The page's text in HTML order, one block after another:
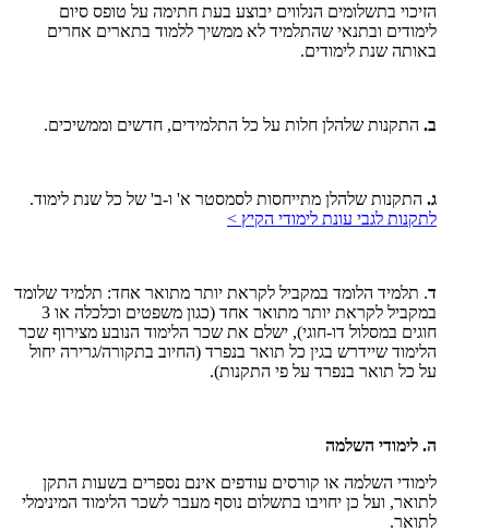
הזיכוי בתשלומים הנלווים יבוצע בעת חתימה על טופס סיום
לימודים ובתנאי שהתלמיד לא ממשיך ללמוד בתארים אחרים
באותה שנת לימודים.
ב. התקנות שלהלן חלות על כל התלמידים, חדשים וממשיכים.
ג. התקנות שלהלן מתייחסות לסמסטר א' ו-ב' של כל שנת לימוד.
לתקנות לגבי עונת לימודי הקיץ >
ד. תלמיד הלומד במקביל לקראת יותר מתואר אחד: תלמיד שלומד
במקביל לקראת יותר מתואר אחד (כגון משפטים וכלכלה או 3
חוגים במסלול דו-חוגי), ישלם את שכר הלימוד הנובע מצירוף שכר
הלימוד שיידרש בגין כל תואר בנפרד (החיוב בתקורה/גרירה יחול
על כל תואר בנפרד על פי התקנות).
ה. לימודי השלמה
לימודי השלמה או קורסים עודפים אינם נספרים בשעות התקן
לתואר, ועל כן יחויבו בתשלום נוסף מעבר לשכר הלימוד המינימלי
לתואר.